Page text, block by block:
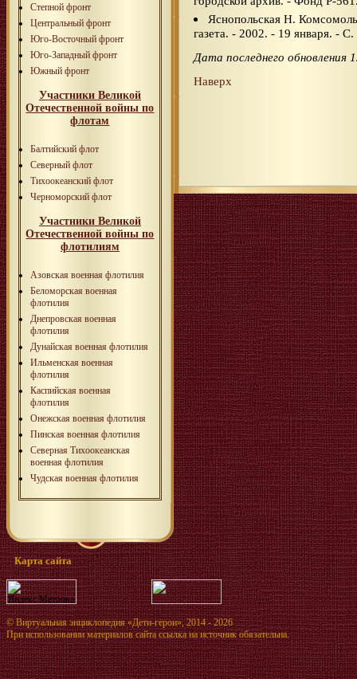
Степной фронт
Центральный фронт
Юго-Восточный фронт
Юго-Западный фронт
Южный фронт
Участники Великой
Отечественной войны по
флотам
Балтийский флот
Северный флот
Тихоокеанский флот
Черноморский флот
Участники Великой
Отечественной войны по
флотилиям
Азовская военная флотилия
Беломорская военная
флотилия
Днепровская военная
флотилия
Дунайская военная флотилия
Ильменская военная
флотилия
Каспийская военная
флотилия
Онежская военная флотилия
Пинская военная флотилия
Северная Тихоокеанская
военная флотилия
Чудская военная флотилия
Яснопольская Н.
газета. - 2002. - 19 января. - С.
Дата последнего обновления
Наверх
Карта сайта
©Виртуальная энциклопедия «Дети-герои», 2014 - 2026
При использовании материалов сайта ссылка на источник обязательна.